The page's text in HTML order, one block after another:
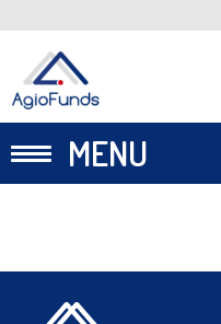
MENU